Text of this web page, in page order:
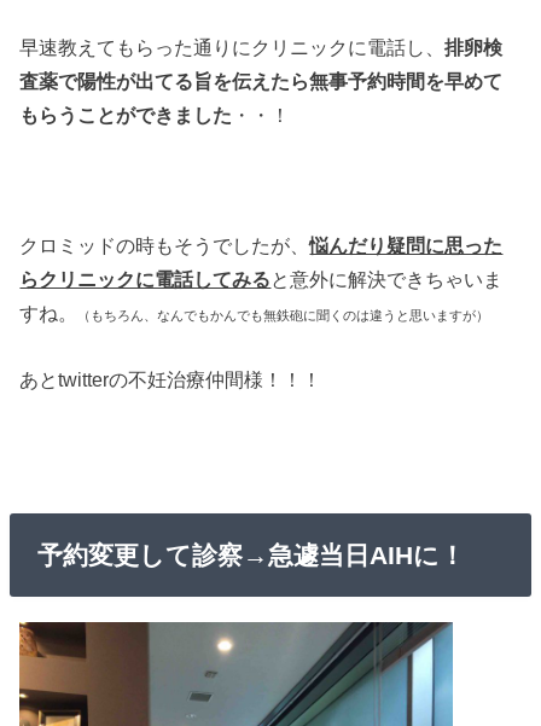
早速教えてもらった通りにクリニックに電話し、排卵検
査薬で陽性が出てる旨を伝えたら無事予約時間を早めて
もらうことができました ・・！
クロミッドの時もそうでしたが、悩んだり疑問に思った
らクリニックに電話してみると意外に解決できちゃいま
すね。
（もちろん、なんでもかんでも無鉄砲に聞くのは違うと思いますが）
あとtwitterの不妊治療仲間様！！！
予約変更して診察→急遽当日AIHに！